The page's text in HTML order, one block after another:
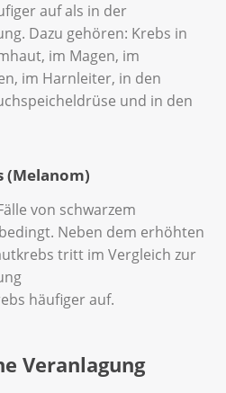
auf als in der
Dazu gehören: Krebs in
im Magen, im
im Harnleiter, in den
und in den
(Melanom)
von schwarzem
Neben dem erhöhten
tritt im Vergleich zur
häufiger auf.
Veranlagung